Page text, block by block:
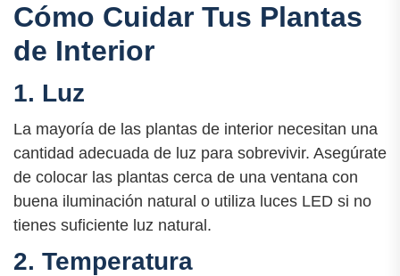
Cómo Cuidar Tus Plantas
de Interior
1. Luz
La mayoría de las plantas de interior necesitan una
cantidad adecuada de luz para sobrevivir. Asegúrate
de colocar las plantas cerca de una ventana con
buena iluminación natural o utiliza luces LED si no
tienes suficiente luz natural.
2. Temperatura